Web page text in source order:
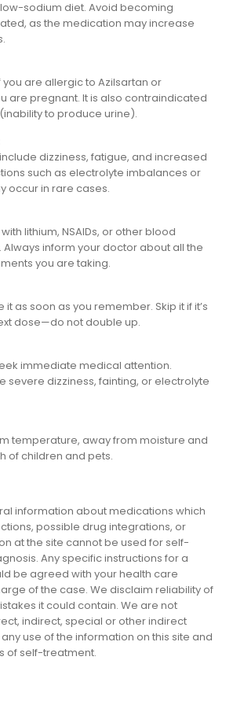
sodium diet. Avoid becoming
as the medication may increase
you are allergic to Azilsartan or
are pregnant. It is also contraindicated
to produce urine).
dizziness, fatigue, and increased
such as electrolyte imbalances or
occur in rare cases.
lithium, NSAIDs, or other blood
inform your doctor about all the
you are taking.
it as soon as you remember. Skip it if it’s
dose—do not double up.
immediate medical attention.
severe dizziness, fainting, or electrolyte
temperature, away from moisture and
of children and pets.
information about medications which
possible drug integrations, or
at the site cannot be used for self-
Any specific instructions for a
be agreed with your health care
of the case. We disclaim reliability of
it could contain. We are not
indirect, special or other indirect
use of the information on this site and
of self-treatment.